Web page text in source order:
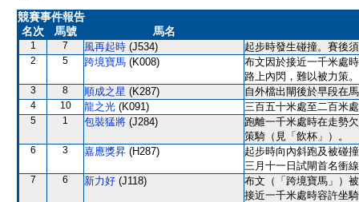
競賽事件報告
名次
馬號 馬名
1 7 風再起時 (J534) 起步時發生碰撞。賽後
2 5 跨境寶馬 (K008)
布文因於接近一千米處
路上內閃，難以被力策
3 8 順成之星 (K287) 自外檔出閘後於早段在
4 10 龍之光 (K091) 三百五十米處至二百米
5 1 包裝猛將 (J284)
跑離一千米處時在走勢
策騎（見「飲杯」）。
6 3 嘉應獎昇 (H287)
起步時向內斜跑及被碰
三月十一日試閘首名衝
7 6 新力好 (J118)
布文（「跨境寶馬」）
接近一千米處時容許坐